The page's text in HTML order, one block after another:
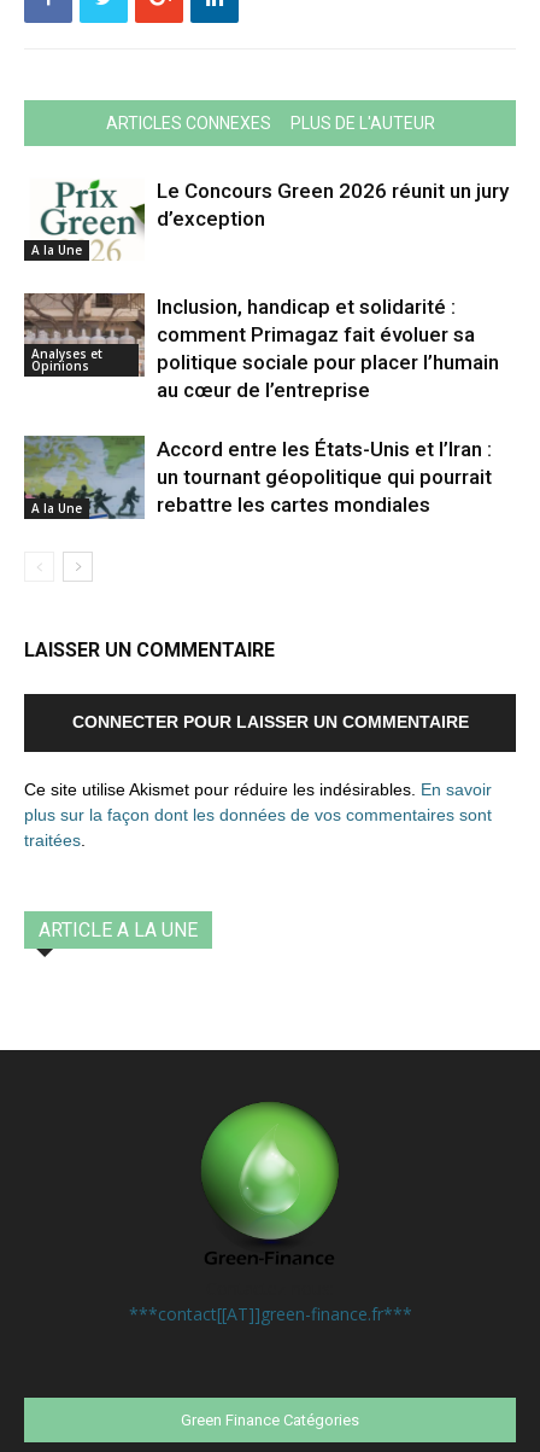
ARTICLES CONNEXES PLUS DE L'AUTEUR
A la Une
Le Concours Green 2026 réunit un jury
d’exception
Analyses et
Opinions
Inclusion, handicap et solidarité :
comment Primagaz fait évoluer sa
politique sociale pour placer l’humain
au cœur de l’entreprise
A la Une
Accord entre les États-Unis et l’Iran :
un tournant géopolitique qui pourrait
rebattre les cartes mondiales
LAISSER UN COMMENTAIRE
CONNECTER POUR LAISSER UN COMMENTAIRE
Ce site utilise Akismet pour réduire les indésirables. En savoir
plus sur la façon dont les données de vos commentaires sont
traitées
ARTICLE A LA UNE
***contact[[AT]]green-finance.fr***
Green Finance Catégories